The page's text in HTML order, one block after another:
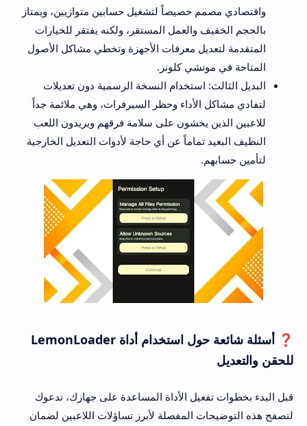
واقتصادي مصمم خصيصاً لتشغيل حسابين متوازيين، ويمتاز
بالحجم الخفيف والعمل المستقر، ولكنه يفتقر للخيارات
المتقدمة لتعديل معرفات الأجهزة وتخطي مشاكل الأصول
المتاحة في موتشي كلونر.
البديل الثالث: استخدام النسخة الرسمية دون تعديلات
لتفادي مشاكل الأداء وحظر السيرفرات، وهي ملائمة جداً
للاعبين الذين يخشون على سلامة فرقهم ويريدون اللعب
النظيف البعيد تماماً عن أي حاجة لأدوات التعديل الخارجية
لتأمين حسابهم.
❓ أسئلة شائعة حول استخدام أداة LemonLoader
للحقن والتعديل
قبل البدء بخطوات تفعيل الأداة المساعدة على جهازك، ندعوك
لتصفح هذه التوضيحات المفصلة لأبرز تساؤلات اللاعبين لضمان